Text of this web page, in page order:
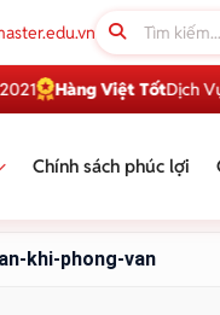
Hàng Việt TốtDịch Vụ
Chính sách phúc lợi
khi-phong-van